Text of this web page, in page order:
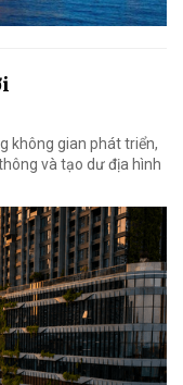
không gian phát triển,
và tạo dư địa hình